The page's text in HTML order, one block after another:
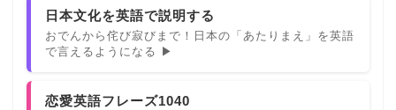
日本文化を英語で説明する
おでんから侘び寂びまで！日本の「あたりまえ」を英語
で言えるようになる ▶
恋愛英語フレーズ1040